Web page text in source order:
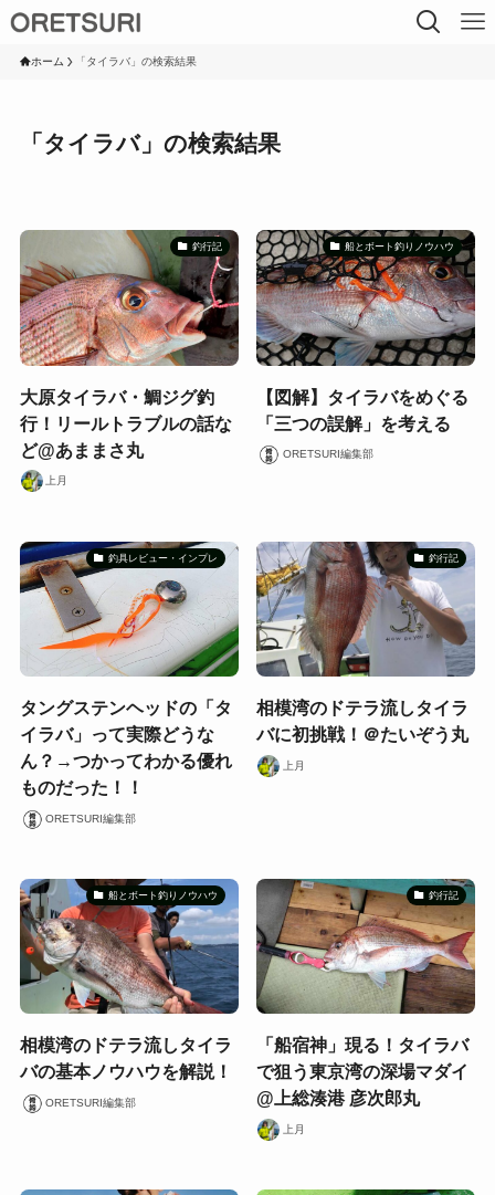
ホーム 「タイラバ」の検索結果
「タイラバ」の検索結果
釣行記
大原タイラバ・鯛ジグ釣
行！リールトラブルの話な
ど@あままさ丸
上月
船とボート釣りノウハウ
【図解】タイラバをめぐる
「三つの誤解」を考える
ORETSURI編集部
釣具レビュー・インプレ
タングステンヘッドの「タ
イラバ」って実際どうな
ん？→つかってわかる優れ
ものだった！！
ORETSURI編集部
釣行記
相模湾のドテラ流しタイラ
バに初挑戦！＠たいぞう丸
上月
船とボート釣りノウハウ
相模湾のドテラ流しタイラ
バの基本ノウハウを解説！
ORETSURI編集部
釣行記
「船宿神」現る！タイラバ
で狙う東京湾の深場マダイ
@上総湊港 彦次郎丸
上月